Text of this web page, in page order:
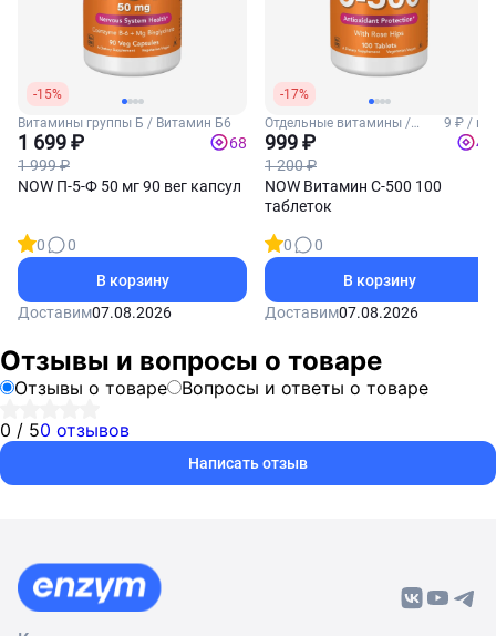
-15%
Витамины группы Б / Витамин Б6
1 699 ₽
1 999 ₽
68
NOW П-5-Ф 50 мг 90 вег капсул
0
0
В корзину
Доставим07.08.2026
-17%
Отдельные витамины /
Витамин С
9 ₽ / шт
999 ₽
1 200 ₽
40
NOW Витамин С-500 100
таблеток
0
0
В корзину
Доставим07.08.2026
Отзывы и вопросы о товаре
Отзывы о товаре
Вопросы и ответы о товаре
0 / 50 отзывов
Написать отзыв